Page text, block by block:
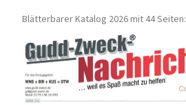
Blätterbarer Katalog 2026 mit 44 Seiten: